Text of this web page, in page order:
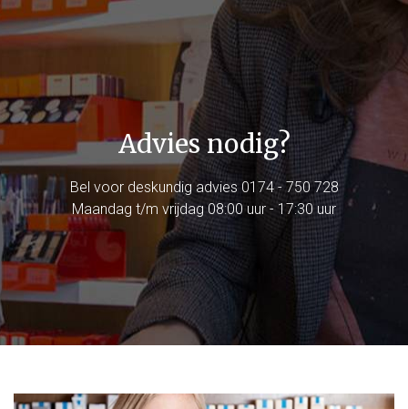
Advies nodig?
Bel voor deskundig advies 0174 - 750 728
Maandag t/m vrijdag 08:00 uur - 17:30 uur